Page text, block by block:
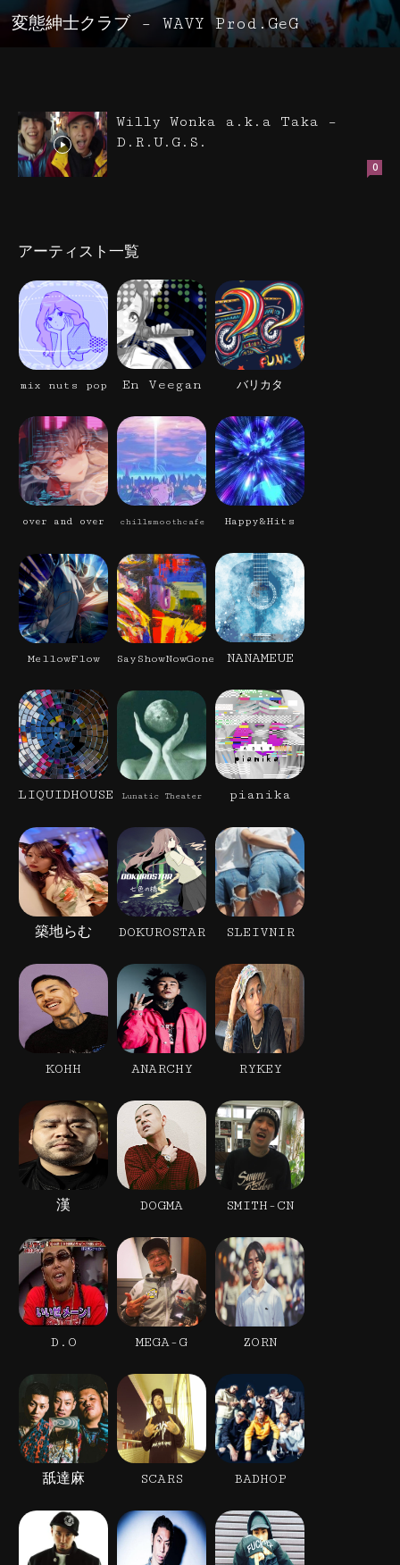
変態紳士クラブ – WAVY Prod.GeG
Willy Wonka a.k.a Taka –
D.R.U.G.S.
0
アーティスト一覧
mix nuts pop En Veegan バリカタ
over and over chillsmoothcafe Happy&Hits
MellowFlow SayShowNowGone NANAMEUE
LIQUIDHOUSE Lunatic Theater pianika
築地らむ DOKUROSTAR SLEIVNIR
KOHH ANARCHY RYKEY
漢 DOGMA SMITH-CN
D.O MEGA-G ZORN
舐達麻 SCARS BADHOP